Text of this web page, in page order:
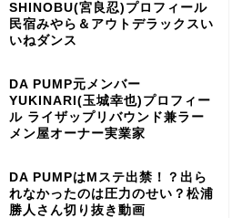
SHINOBU(宮良忍)プロフィール
民宿みやら＆アウトデラックスい
いねダンス
DA PUMP元メンバー
YUKINARI(玉城幸也)プロフィー
ル ライザップリバウンド兼ラー
メン屋オーナー実業家
DA PUMPはMステ出禁！？出ら
れなかったのは圧力のせい？松浦
勝人さん切り抜き動画